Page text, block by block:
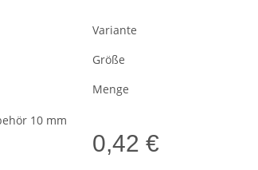
Variante
Größe
Menge
0,42 €